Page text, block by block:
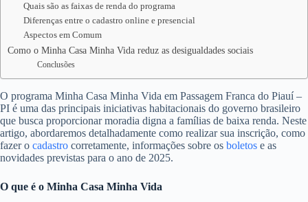
Quais são as faixas de renda do programa
Diferenças entre o cadastro online e presencial
Aspectos em Comum
Como o Minha Casa Minha Vida reduz as desigualdades sociais
Conclusões
O programa Minha Casa Minha Vida em Passagem Franca do Piauí –
PI é uma das principais iniciativas habitacionais do governo brasileiro
que busca proporcionar moradia digna a famílias de baixa renda. Neste
artigo, abordaremos detalhadamente como realizar sua inscrição, como
fazer o cadastro corretamente, informações sobre os boletos e as
novidades previstas para o ano de 2025.
O que é o Minha Casa Minha Vida